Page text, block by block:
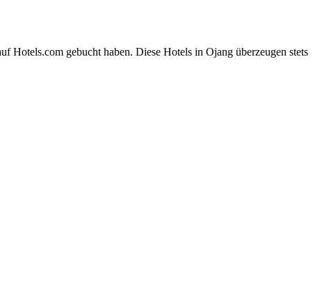
Hotels.com gebucht haben. Diese Hotels in Ojang überzeugen stets